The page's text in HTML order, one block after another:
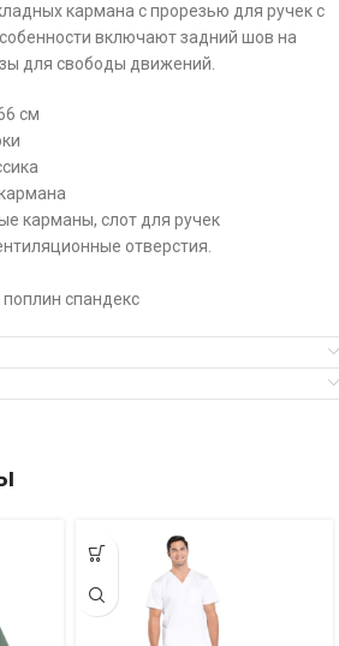
кармана с прорезью для ручек с
включают задний шов на
для свободы движений.
см
карманы, слот для ручек
отверстия.
поплин спандекс